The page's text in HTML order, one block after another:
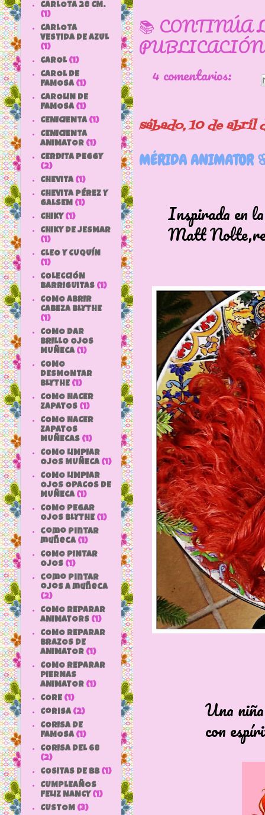
📚 CONTINÚA
4 comentarios:
sábado, 10 de abril
MÉRIDA ANIMATOR
Inspirada en la
Matt
Una niña
con espíritu
CARLOTA 28 CM.
(1)
CARLOTA
VESTIDA DE AZUL
(1)
CAROL (1)
CAROL DE
FAMOSA (1)
CAROLIN DE
FAMOSA (1)
CENICIENTA (1)
CENICIENTA
ANIMATOR (1)
CERDITA PEGGY
(2)
CHEVITA (1)
CHEVITA PÉREZ Y
GALSEM (1)
CHIKY (1)
CHIKY DE JESMAR
(1)
CLEO Y CUQUÍN
(1)
COLECCIÓN
BARRIGUITAS (1)
COMO ABRIR
CABEZA BLYTHE
(1)
COMO DAR
BRILLO OJOS
MUÑECA (1)
COMO
DESMONTAR
BLYTHE (1)
COMO HACER
ZAPATOS (1)
COMO HACER
ZAPATOS
MUÑECAS (1)
COMO LIMPIAR
OJOS MUÑECA (1)
COMO LIMPIAR
OJOS OPACOS DE
MUÑECA (1)
COMO PEGAR
OJOS BLYTHE (1)
como pintar
muñeca (1)
COMO PINTAR
OJOS (1)
como pintar
ojos a muñeca
(2)
COMO REPARAR
ANIMATORS (1)
COMO REPARAR
BRAZOS DE
ANIMATOR (1)
COMO REPARAR
PIERNAS
ANIMATOR (1)
CORE (1)
Corisa (2)
CORISA DE
FAMOSA (1)
CORISA DEL 68
(2)
COSITAS DE bb (1)
CUMPLEAÑOS
FELIZ NANCY (1)
CUSTOM (3)